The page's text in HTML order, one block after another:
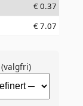
€ 0.37
€7.07